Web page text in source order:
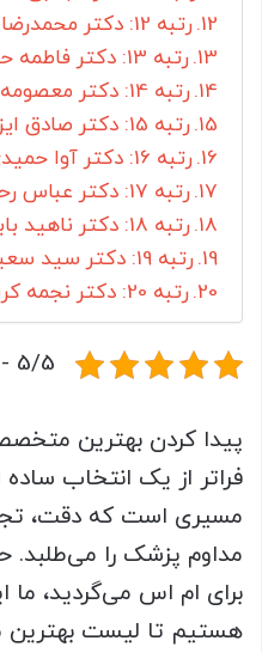
رتبه 12: دکتر محمدرضا رجائی
رتبه 13: دکتر فاطمه حافظی
رتبه 14: دکتر معصومه ناظری
رتبه 15: دکتر صادق ایزدی
رتبه 16: دکتر آوا حمیدی
رتبه 17: دکتر عباس رحیمی جابری
رتبه 18: دکتر ناهید بابری
رتبه 19: دکتر سید سعید حسینی هوشیار
رتبه 20: دکتر نجمه کریمی
5/5 - (2 امتیاز)
پیدا کردن بهترین
فراتر از یک انتخاب
مسیری است که دقت،
مداوم پزشک را می‌طلبد.
هستیم تا لیست